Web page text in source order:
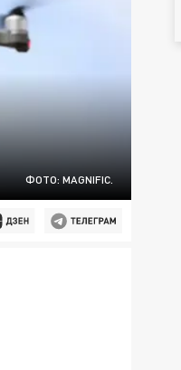
ФОТО: MAGNIFIC.